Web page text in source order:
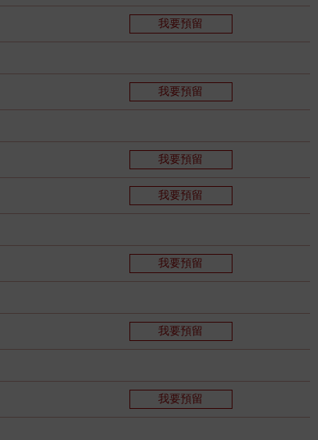
我要預留
我要預留
我要預留
我要預留
我要預留
我要預留
我要預留